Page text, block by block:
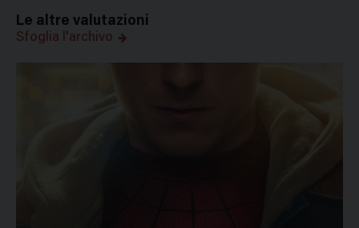
Le altre valutazioni
Sfoglia l'archivo